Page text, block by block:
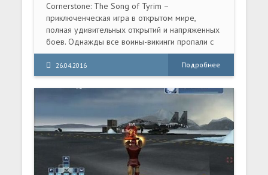
Cornerstone: The Song of Tyrim –
приключенческая игра в открытом мире,
полная удивительных открытий и напряженных
боев. Однажды все воины-викинги пропали с
вашего острова, и с тех пор мир и гармония
покинули эти края. Тем, кто остался, с каждым
днем становится все труднее. Тайрим –
обыкновенный юноша, чей отец, как и многие
другие, отправился в тот злосчастный поход.
26.04.2016 Подробнее